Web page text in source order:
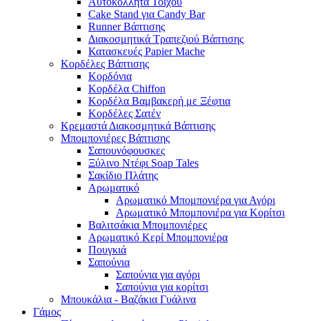
Cake Stand για Candy Bar
Runner Βάπτισης
Διακοσμητικά Τραπεζιού Βάπτισης
Κατασκευές Papier Mache
Κορδέλες Βάπτισης
Κορδόνια
Κορδέλα Chiffon
Κορδέλα Βαμβακερή με Ξέφτια
Κορδέλες Σατέν
Κρεμαστά Διακοσμητικά Βάπτισης
Μπομπονιέρες Βάπτισης
Σαπουνόφουσκες
Ξύλινο Ντέφι Soap Tales
Σακίδιο Πλάτης
Αρωματικό
Αρωματικό Μπομπονιέρα για Αγόρι
Αρωματικό Μπομπονιέρα για Κορίτσι
Βαλιτσάκια Μπομπονιέρες
Αρωματικό Κερί Μπομπονιέρα
Πουγκιά
Σαπούνια
Σαπούνια για αγόρι
Σαπούνια για κορίτσι
Μπουκάλια - Βαζάκια Γυάλινα
Γάμος